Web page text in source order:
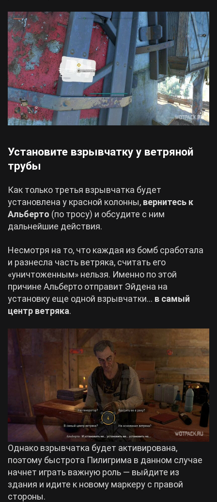
Установите взрывчатку у ветряной
трубы
Как только третья взрывчатка будет
установлена у красной колонны, вернитесь к
Альберто (по тросу) и обсудите с ним
дальнейшие действия.
Несмотря на то, что каждая из бомб сработала
и разнесла часть ветряка, считать его
«уничтоженным» нельзя. Именно по этой
причине Альберто отправит Эйдена на
установку еще одной взрывчатки… в самый
центр ветряка.
Однако взрывчатка будет активирована,
поэтому быстрота Пилигрима в данном случае
начнет играть важную роль — выйдите из
здания и идите к новому маркеру с правой
стороны.